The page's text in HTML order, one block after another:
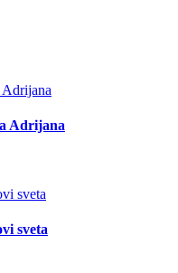
Adrijana
sveta